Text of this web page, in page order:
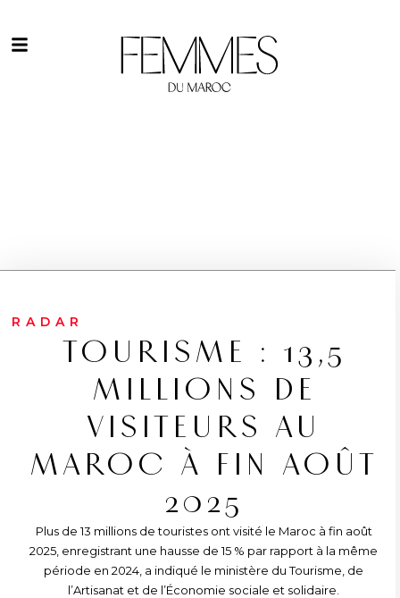
RADAR
TOURISME : 13,5
MILLIONS DE
VISITEURS AU
MAROC À FIN AOÛT
2025
Plus de 13 millions de touristes ont visité le Maroc à fin août
2025, enregistrant une hausse de 15 % par rapport à la même
période en 2024, a indiqué le ministère du Tourisme, de
l’Artisanat et de l’Économie sociale et solidaire.